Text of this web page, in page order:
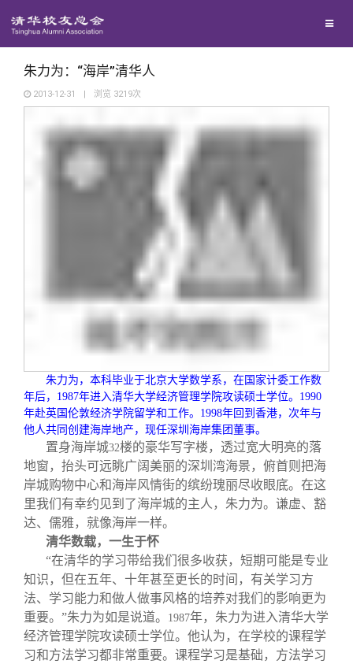
地区联络
院系校友工作
专业委员会
兴趣群体
回馈母校
捐赠新闻
捐赠纪事
捐赠方法
《清华校友通讯》
《水木清华》
我要订阅
清华人物
清华故事
校友文苑
校友讲坛
校友视界
终身学习
三创大赛
实用信息
校友总会
会长致辞
总会章程
理事会名单
制度法规
联系我们
关闭
朱力为：“海岸”清华人
2013-12-31 | 浏览 3219次
朱力为，本科毕业于北京大学数学系，在国家计委工作数
年后， 1987年进入清华大学经济管理学院攻读硕士学位。 1990
年赴英国伦敦经济学院留学和工作。 1998年回到香港，次年与
他人共同创建海岸地产，现任深圳海岸集团董事。
置身海岸城32楼的豪华写字楼，透过宽大明亮的落
地窗，抬头可远眺广阔美丽的深圳湾海景，俯首则把海
岸城购物中心和海岸风情街的缤纷瑰丽尽收眼底。在这
里我们有幸约见到了海岸城的主人，朱力为。谦虚、豁
达、儒雅，就像海岸一样。
清华数载，一生于怀
“在清华的学习带给我们很多收获，短期可能是专业
知识，但在五年、十年甚至更长的时间，有关学习方
法、学习能力和做人做事风格的培养对我们的影响更为
重要。”朱力为如是说道。
1987年，朱力为进入清华大学
经济管理学院攻读硕士学位。他认为，在学校的课程学
习和方法学习都非常重要。课程学习是基础，方法学习